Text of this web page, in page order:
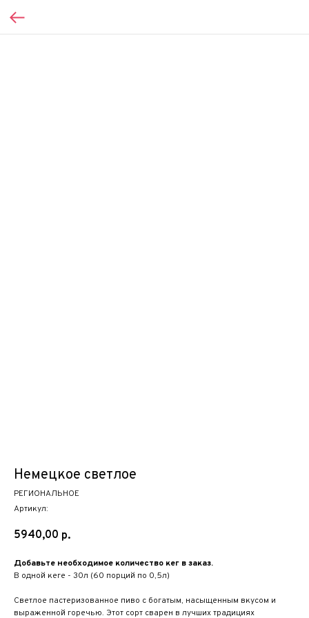
Немецкое светлое
РЕГИОНАЛЬНОЕ
Артикул:
5940,00 р.
Добавьте необходимое количество кег в заказ.
В одной кеге - 30л (60 порций по 0,5л)
Светлое пастеризованное пиво с богатым, насыщенным вкусом и
выраженной горечью. Этот сорт сварен в лучших традициях